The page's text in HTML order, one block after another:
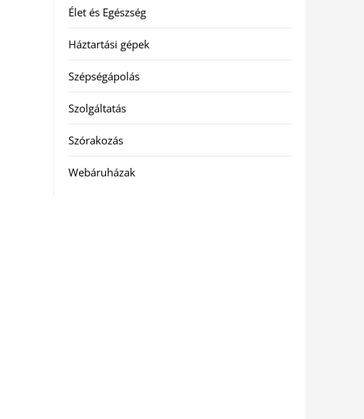
Élet és Egészség
Háztartási gépek
Szépségápolás
Szolgáltatás
Szórakozás
Webáruházak